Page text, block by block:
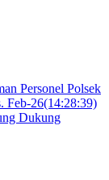
Personel Polsek
Feb-26(14:28:39)
Dukung